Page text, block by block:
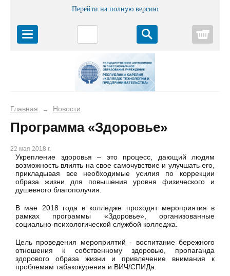
Перейти на полную версию
Главная → Новости
Программа «Здоровье»
22 мая 2018 г.
Укрепление здоровья – это процесс, дающий людям
возможность влиять на свое самочувствие и улучшать его,
прикладывая все необходимые усилия по коррекции
образа жизни для повышения уровня физического и
душевного благополучия.
В мае 2018 года в колледже проходят мероприятия в
рамках программы «Здоровье», организованные
социально-психологической службой колледжа.
Цель проведения мероприятий - воспитание бережного
отношения к собственному здоровью, пропаганда
здорового образа жизни и привлечение внимания к
проблемам табакокурения и ВИЧ/СПИДа.